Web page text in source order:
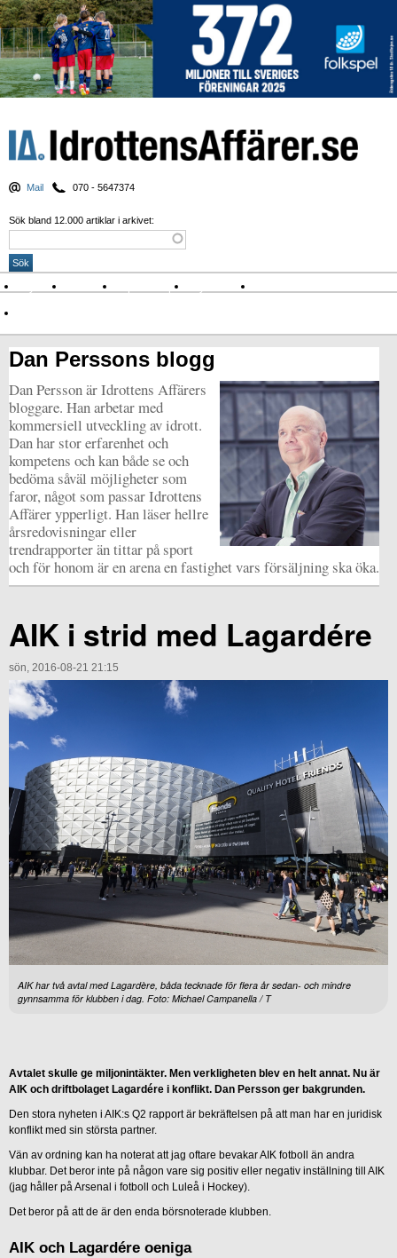
Mail 070 - 5647374
Sök bland 12.000 artiklar i arkivet:
Nyheter Krönikor Sport & spel Nyhetsbrev
Dan Perssons blogg
Dan Persson är Idrottens Affärers
bloggare. Han arbetar med
kommersiell utveckling av idrott.
Dan har stor erfarenhet och
kompetens och kan både se och
bedöma såväl möjligheter som
faror, något som passar Idrottens
Affärer ypperligt. Han läser hellre
årsredovisningar eller
trendrapporter än tittar på sport
och för honom är en arena en fastighet vars försäljning ska öka.
AIK i strid med Lagardére
sön, 2016-08-21 21:15
AIK har två avtal med Lagardère, båda tecknade för flera år sedan- och mindre
gynnsamma för klubben i dag. Foto: Michael Campanella / T
Avtalet skulle ge miljonintäkter. Men verkligheten blev en helt annat. Nu är
AIK och driftbolaget Lagardére i konflikt. Dan Persson ger bakgrunden.
Den stora nyheten i AIK:s Q2 rapport är bekräftelsen på att man har en juridisk
konflikt med sin största partner.
Vän av ordning kan ha noterat att jag oftare bevakar AIK fotboll än andra
klubbar. Det beror inte på någon vare sig positiv eller negativ inställning till AIK
(jag håller på Arsenal i fotboll och Luleå i Hockey).
Det beror på att de är den enda börsnoterade klubben.
AIK och Lagardére oeniga